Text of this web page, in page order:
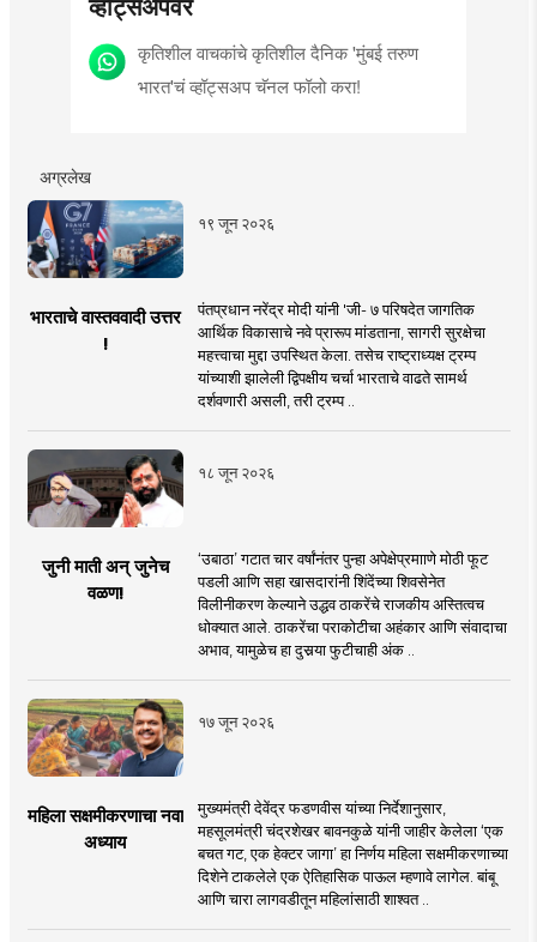
कृतिशील वाचकांचे कृतिशील दैनिक 'मुंबई तरुण
भारत'चं व्हॉट्सअप चॅनल फॉलो करा!
अग्रलेख
१९ जून २०२६
भारताचे वास्तववादी उत्तर
!
पंतप्रधान नरेंद्र मोदी यांनी 'जी- ७ परिषदेत जागतिक
आर्थिक विकासाचे नवे प्रारूप मांडताना, सागरी सुरक्षेचा
महत्त्वाचा मुद्दा उपस्थित केला. तसेच राष्ट्राध्यक्ष ट्रम्प
यांच्याशी झालेली द्विपक्षीय चर्चा भारताचे वाढते सामर्थ
दर्शवणारी असली, तरी ट्रम्प ..
१८ जून २०२६
जुनी माती अन् जुनेच
वळण!
‘उबाठा’ गटात चार वर्षांनंतर पुन्हा अपेक्षेप्रमााणे मोठी फूट
पडली आणि सहा खासदारांनी शिंदेंच्या शिवसेनेत
विलीनीकरण केल्याने उद्धव ठाकरेंचे राजकीय अस्तित्वच
धोक्यात आले. ठाकरेंचा पराकोटीचा अहंकार आणि संवादाचा
अभाव, यामुळेच हा दुसर्‍या फुटीचाही अंक ..
१७ जून २०२६
महिला सक्षमीकरणाचा नवा
अध्याय
मुख्यमंत्री देवेंद्र फडणवीस यांच्या निर्देशानुसार,
महसूलमंत्री चंद्रशेखर बावनकुळे यांनी जाहीर केलेला ‘एक
बचत गट, एक हेक्टर जागा’ हा निर्णय महिला सक्षमीकरणाच्या
दिशेने टाकलेले एक ऐतिहासिक पाऊल म्हणावे लागेल. बांबू
आणि चारा लागवडीतून महिलांसाठी शाश्वत ..